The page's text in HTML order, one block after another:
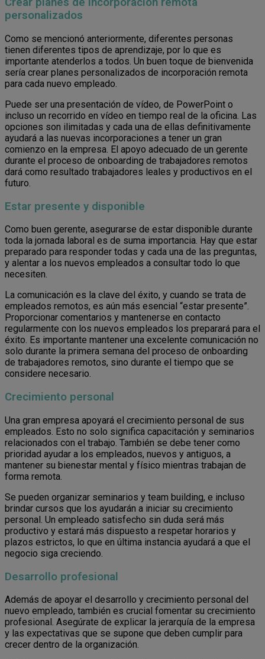
personalizados
Como se mencionó anteriormente, diferentes personas
tienen diferentes tipos de aprendizaje, por lo que es
importante atenderlos a todos. Un buen toque de bienvenida
sería crear planes personalizados de incorporación remota
para cada nuevo empleado.
Puede ser una presentación de vídeo, de PowerPoint o
incluso un recorrido en vídeo en tiempo real de la oficina. Las
opciones son ilimitadas y cada una de ellas definitivamente
ayudará a las nuevas incorporaciones a tener un gran
comienzo en la empresa. El apoyo adecuado de un gerente
durante el proceso de onboarding de trabajadores remotos
dará como resultado trabajadores leales y productivos en el
futuro.
Estar presente y disponible
Como buen gerente, asegurarse de estar disponible durante
toda la jornada laboral es de suma importancia. Hay que estar
preparado para responder todas y cada una de las preguntas,
y alentar a los nuevos empleados a consultar todo lo que
necesiten.
La comunicación es la clave del éxito, y cuando se trata de
empleados remotos, es aún más esencial “estar presente”.
Proporcionar comentarios y mantenerse en contacto
regularmente con los nuevos empleados los preparará para el
éxito. Es importante mantener una excelente comunicación no
solo durante la primera semana del proceso de onboarding
de trabajadores remotos, sino durante el tiempo que se
considere necesario.
Crecimiento personal
Una gran empresa apoyará el crecimiento personal de sus
empleados. Esto no solo significa capacitación y seminarios
relacionados con el trabajo. También se debe tener como
prioridad ayudar a los empleados, nuevos y antiguos, a
mantener su bienestar mental y físico mientras trabajan de
forma remota.
Se pueden organizar seminarios y team building, e incluso
brindar cursos que los ayudarán a iniciar su crecimiento
personal. Un empleado satisfecho sin duda será más
productivo y estará más dispuesto a respetar horarios y
plazos estrictos, lo que en última instancia ayudará a que el
negocio siga creciendo.
Desarrollo profesional
Además de apoyar el desarrollo y crecimiento personal del
nuevo empleado, también es crucial fomentar su crecimiento
profesional. Asegúrate de explicar la jerarquía de la empresa
y las expectativas que se supone que deben cumplir para
crecer dentro de la organización.